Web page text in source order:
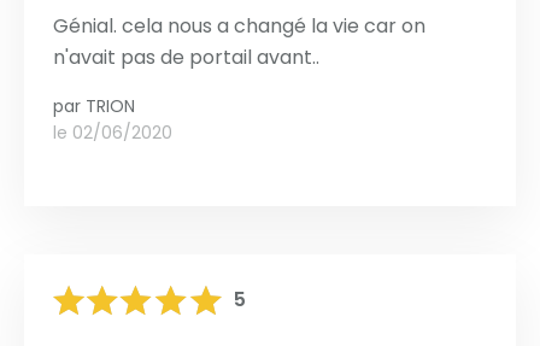
Génial. cela nous a changé la vie car on
n'avait pas de portail avant..
par TRION
le 02/06/2020
5